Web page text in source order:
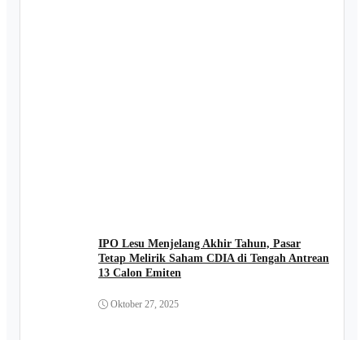
IPO Lesu Menjelang Akhir Tahun, Pasar
Tetap Melirik Saham CDIA di Tengah Antrean
13 Calon Emiten
Oktober 27, 2025